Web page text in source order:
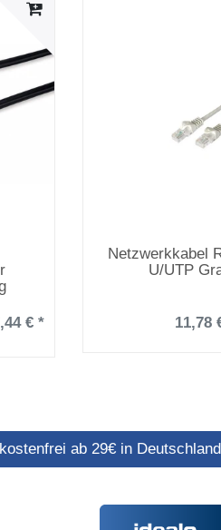
€ *
Netzwerkkabel
U/UTP
11,78
ab 29€ in Deutschland